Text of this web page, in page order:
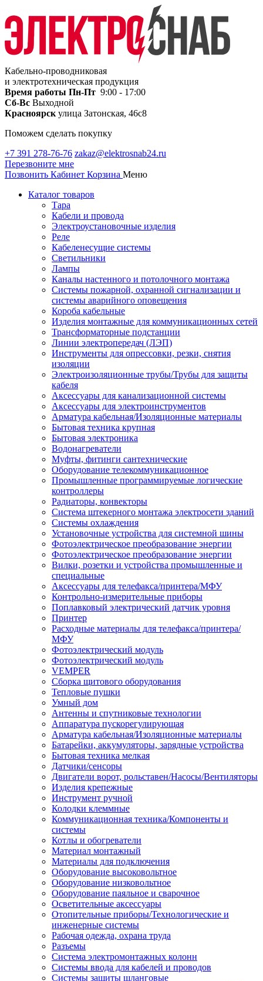
Кабельно-проводниковая
и электротехническая продукция
Время работы Пн-Пт 9:00 - 17:00
Сб-Вс Выходной
Красноярск улица Затонская, 46с8
Поможем сделать покупку
+7 391 278-76-76 zakaz@elektrosnab24.ru
Перезвоните мне
Позвонить Кабинет Корзина Меню
Каталог товаров
Тара
Кабели и провода
Электроустановочные изделия
Реле
Кабеленесущие системы
Светильники
Лампы
Каналы настенного и потолочного монтажа
Системы пожарной, охранной сигнализации и
системы аварийного оповещения
Короба кабельные
Изделия монтажные для коммуникационных сетей
Трансформаторные подстанции
Линии электропередач (ЛЭП)
Инструменты для опрессовки, резки, снятия
изоляции
Электроизоляционные трубы/Трубы для защиты
кабеля
Аксессуары для канализационной системы
Аксессуары для электроинструментов
Арматура кабельная/Изоляционные материалы
Бытовая техника крупная
Бытовая электроника
Водонагреватели
Муфты, фитинги сантехнические
Оборудование телекоммуникационное
Промышленные программируемые логические
контроллеры
Радиаторы, конвекторы
Система штекерного монтажа электросети зданий
Системы охлаждения
Установочные устройства для системной шины
Фотоэлектрическое преобразование энергии
Фотоэлектрическое преобразование энергии
Вилки, розетки и устройства промышленные и
специальные
Аксессуары для телефакса/принтера/МФУ
Контрольно-измерительные приборы
Поплавковый электрический датчик уровня
Принтер
Расходные материалы для телефакса/принтера/
МФУ
Фотоэлектрический модуль
Фотоэлектрический модуль
VEMPER
Сборка щитового оборудования
Тепловые пушки
Умный дом
Антенны и спутниковые технологии
Аппаратура пускорегулирующая
Арматура кабельная/Изоляционные материалы
Батарейки, аккумуляторы, зарядные устройства
Бытовая техника мелкая
Датчики/сенсоры
Двигатели ворот, рольставен/Насосы/Вентиляторы
Изделия крепежные
Инструмент ручной
Колодки клеммные
Коммуникационная техника/Компоненты и
системы
Котлы и обогреватели
Материал монтажный
Материалы для подключения
Оборудование высоковольтное
Оборудование низковольтное
Оборудование паяльное и сварочное
Осветительные аксессуары
Отопительные приборы/Технологические и
инженерные системы
Рабочая одежда, охрана труда
Разъемы
Система электромонтажных колонн
Системы ввода для кабелей и проводов
Системы защиты шланговые